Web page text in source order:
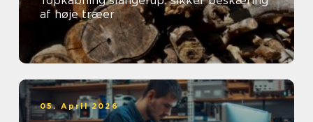
af høje træer
05. April 2026